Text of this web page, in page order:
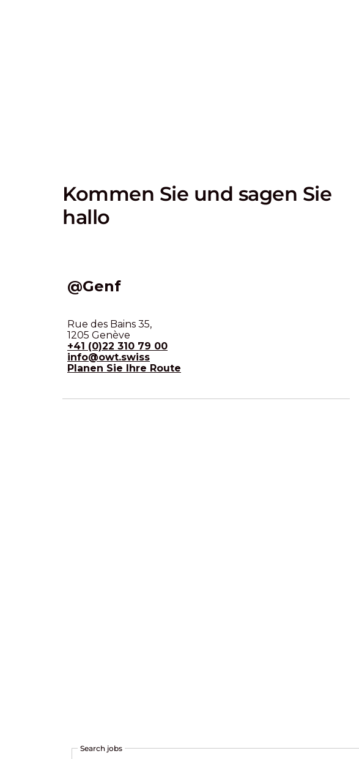
Kommen Sie und sagen Sie
hallo
@Genf
Rue des Bains 35,
1205 Genève
+41 (0)22 310 79 00
info@owt.swiss
Planen Sie Ihre Route
Search jobs